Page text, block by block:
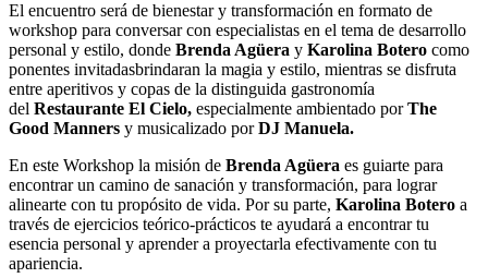
El encuentro será de bienestar y transformación en formato de
workshop para conversar con especialistas en el tema de desarrollo
personal y estilo, donde Brenda Agüera y Karolina Botero como
ponentes invitadasbrindaran la magia y estilo, mientras se disfruta
entre aperitivos y copas de la distinguida gastronomía
del Restaurante El Cielo, especialmente ambientado porThe
Good Manners y musicalizado porDJ Manuela.
En este Workshop la misión de Brenda Agüera es guiarte para
encontrar un camino de sanación y transformación, para lograr
alinearte con tu propósito de vida. Por su parte, Karolina Botero a
través de ejercicios teórico-prácticos te ayudará a encontrar tu
esencia personal y aprender a proyectarla efectivamente con tu
apariencia.